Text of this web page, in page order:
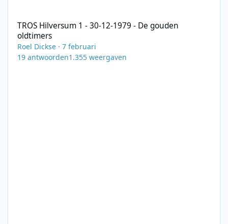
TROS Hilversum 1 - 30-12-1979 - De gouden
oldtimers
Roel Dickse ·7 februari
19 antwoorden1.355 weergaven